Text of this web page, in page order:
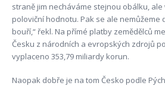
straně jim necháváme stejnou obálku,
poloviční hodnotu. Pak se ale nemůžeme
bouří,“ řekl. Na přímé platby zemědělců
Česku z národních a evropských zdrojů
vyplaceno 353,79 miliardy korun.
Naopak dobře je na tom Česko podle